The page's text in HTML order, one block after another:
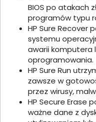
BIOS po atakach
programów typu
HP Sure Recover
systemu
awarii komputera
oprogramowania.
HP Sure Run
zawsze w
przez wirusy,
HP Secure Erase
ważne dane z